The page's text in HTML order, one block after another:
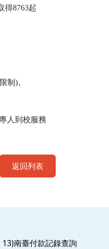
8763起
制)。
人到校服務
返回列表
13)南臺付款記錄查詢